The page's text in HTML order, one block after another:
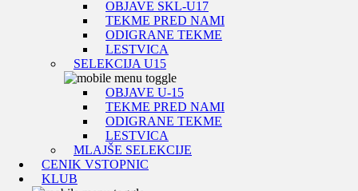
OBJAVE SKL-U17
TEKME PRED NAMI
ODIGRANE TEKME
LESTVICA
SELEKCIJA U15
OBJAVE U-15
TEKME PRED NAMI
ODIGRANE TEKME
LESTVICA
MLAJŠE SELEKCIJE
CENIK VSTOPNIC
KLUB